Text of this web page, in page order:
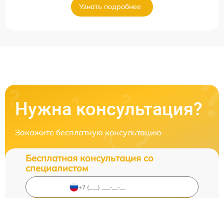
Узнать подробнее
Нужна консультация?
Закажите бесплатную консультацию
Бесплатная консультация со
специалистом